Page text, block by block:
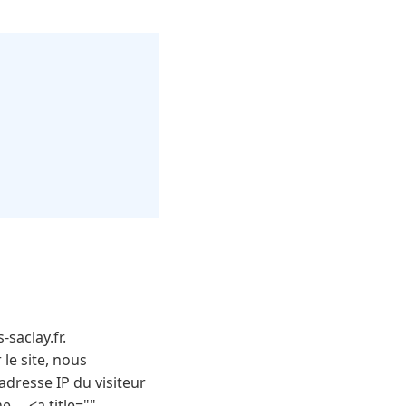
saclay.fr.
site, nous
IP du visiteur